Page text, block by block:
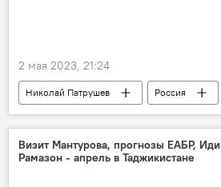
2 мая 2023, 21:24
Николай Патрушев Россия
Политика
Визит Мантурова, прогнозы ЕАБР, Иди
Рамазон - апрель в Таджикистане